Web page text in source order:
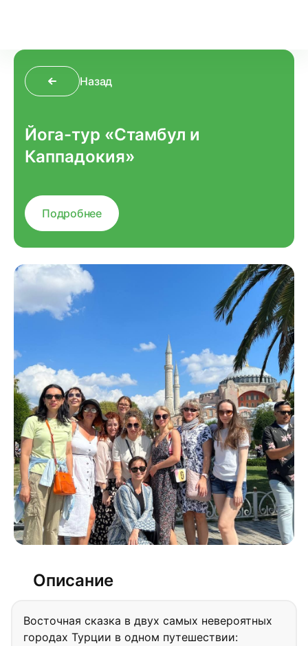
Назад
Йога-тур «Стамбул и
Каппадокия»
Подробнее
Описание
Восточная сказка в двух самых невероятных
городах Турции в одном путешествии: